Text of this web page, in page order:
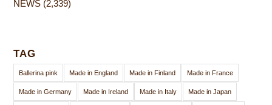
NEWS (2,339)
TAG
Ballerina pink Made in England Made in Finland Made in France
Made in Germany Made in Ireland Made in Italy Made in Japan